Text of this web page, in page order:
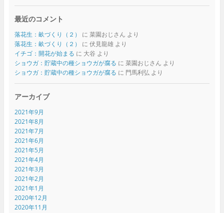
最近のコメント
落花生：畝づくり（２） に 菜園おじさん より
落花生：畝づくり（２）
に 伏見龍雄より
イチゴ：開花が始まる に 大谷 より
ショウガ：貯蔵中の種ショウガが腐る に 菜園おじさん より
ショウガ：貯蔵中の種ショウガが腐る に 門馬利弘 より
アーカイブ
2021年9月
2021年8月
2021年7月
2021年6月
2021年5月
2021年4月
2021年3月
2021年2月
2021年1月
2020年12月
2020年11月